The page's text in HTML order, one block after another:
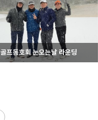
1110
11-27
라이온스
골프동호회 눈오는날 라운딩